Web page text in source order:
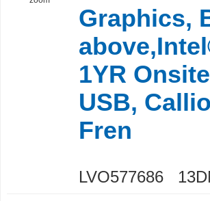
Graphics,
1YR
USB,
Fren
LVO577686